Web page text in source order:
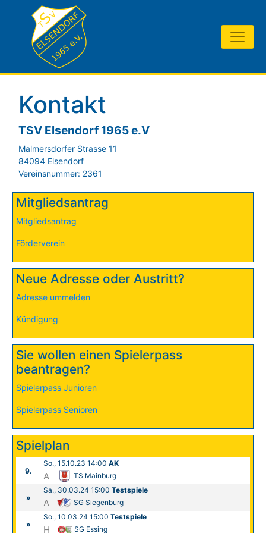
Kontakt
TSV Elsendorf 1965 e.V
Malmersdorfer Strasse 11
84094 Elsendorf
Vereinsnummer: 2361
Mitgliedsantrag
Mitgliedsantrag
Förderverein
Neue Adresse oder Austritt?
Adresse ummelden
Kündigung
Sie wollen einen Spielerpass
beantragen?
Spielerpass Junioren
Spielerpass Senioren
Spielplan
9.
So., 15.10.23 14:00 AK
A TS Mainburg
»
Sa., 30.03.24 15:00 Testspiele
A SG Siegenburg
»
So., 10.03.24 15:00 Testspiele
H
SG Essing